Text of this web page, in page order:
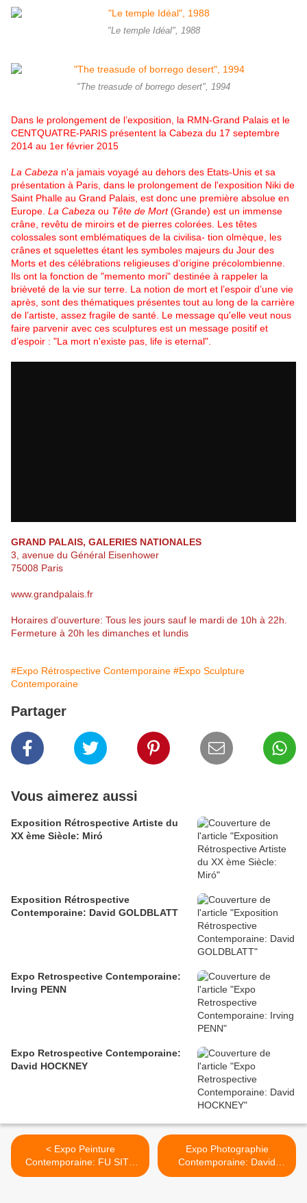
"Le temple Idéal", 1988
"The treasude of borrego desert", 1994
Dans le prolongement de l’exposition, la RMN-Grand Palais et le
CENTQUATRE-PARIS présentent la Cabeza du 17 septembre
2014 au 1er février 2015
La Cabeza n'a jamais voyagé au dehors des Etats-Unis et sa
présentation à Paris, dans le prolongement de l'exposition Niki de
Saint Phalle au Grand Palais, est donc une première absolue en
Europe. La Cabeza ou Tête de Mort(Grande) est un immense
crâne, revêtu de miroirs et de pierres colorées. Les têtes
colossales sont emblématiques de la civilisa- tion olmèque, les
crânes et squelettes étant les symboles majeurs du Jour des
Morts et des célébrations religieuses d’origine précolombienne.
Ils ont la fonction de "memento mori" destinée à rappeler la
brièveté de la vie sur terre. La notion de mort et l’espoir d’une vie
après, sont des thématiques présentes tout au long de la carrière
de l’artiste, assez fragile de santé. Le message qu'elle veut nous
faire parvenir avec ces sculptures est un message positif et
d’espoir : "La mort n'existe pas, life is eternal".
GRAND PALAIS, GALERIES NATIONALES
3, avenue du Général Eisenhower
75008 Paris
www.grandpalais.fr
Horaires d'ouverture: Tous les jours sauf le mar­di de 10h à 22h.
Fermeture à 20h les dimanches et lundis
#Expo Rétrospective Contemporaine #Expo Sculpture
Contemporaine
Partager
Vous aimerez aussi
Exposition Rétrospective Artiste du
XX ème Siècle: Miró
Exposition Rétrospective
Contemporaine: David GOLDBLATT
Expo Retrospective Contemporaine:
Irving PENN
Expo Retrospective Contemporaine:
David HOCKNEY
< Expo Peinture
Contemporaine: FU SITE
"POLITICIANS"
Expo Photographie
Contemporaine: David
Goldblatt "Structures of